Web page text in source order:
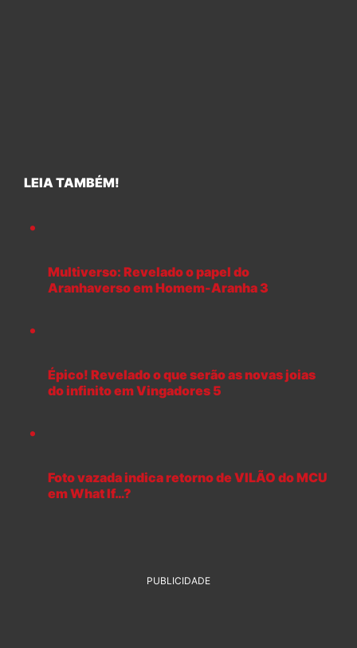
LEIA TAMBÉM!
Multiverso: Revelado o papel do
Aranhaverso em Homem-Aranha 3
Épico! Revelado o que serão as novas joias
do infinito em Vingadores 5
Foto vazada indica retorno de VILÃO do MCU
em What If…?
PUBLICIDADE